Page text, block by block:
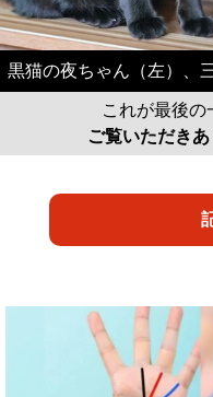
黒猫の夜ちゃん（左）、
これが最後の
ご覧いただき